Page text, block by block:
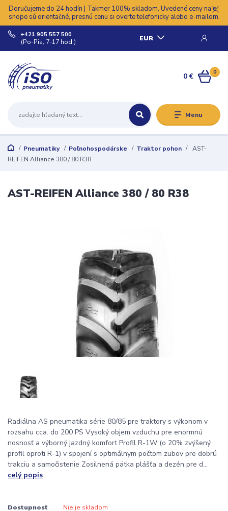
Doručujeme do 24 hodín | Takmer 100% skladom. Uvedené ceny na e-
shope sú orientačné, presnú cenu si overte telefonicky alebo e-mailom.
Menu
EUR
+421 905 557 500
(Po-Pia, 7-17 hod.)
0
0 €
Pneumatiky Poľnohospodárske Traktor pohon
AST-
REIFEN Alliance 380 / 80 R38
AST-REIFEN Alliance 380 / 80 R38
Radiálna AS pneumatika série 80/85 pre traktory s výkonom v
rozsahu cca. do 200 PS Vysoký objem vzduchu pre enormnú
nosnosť a výborný jazdný komfort Profil R-1W (o 20% zvýšený
profil oproti R-1) v spojení s optimálnym počtom zubov pre dobrú
trakciu a samočistenie Zosilnená pätka plášťa a dezén pre d...
celý popis
Dostupnosť Nie je skladom